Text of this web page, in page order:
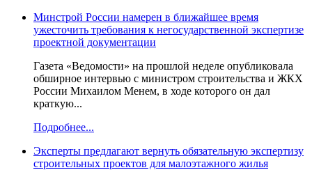
Минстрой России намерен в ближайшее время
ужесточить требования к негосударственной экспертизе
проектной документации
Газета «Ведомости» на прошлой неделе опубликовала
обширное интервью с министром строительства и ЖКХ
России Михаилом Менем, в ходе которого он дал
краткую...
Подробнее...
Эксперты предлагают вернуть обязательную экспертизу
строительных проектов для малоэтажного жилья